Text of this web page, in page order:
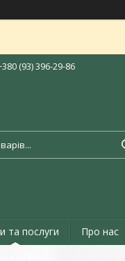
(93) 396-29-86
та послуги Про нас